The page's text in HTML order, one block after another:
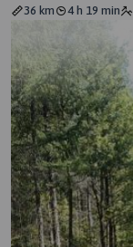
36 km 4 h 19 min